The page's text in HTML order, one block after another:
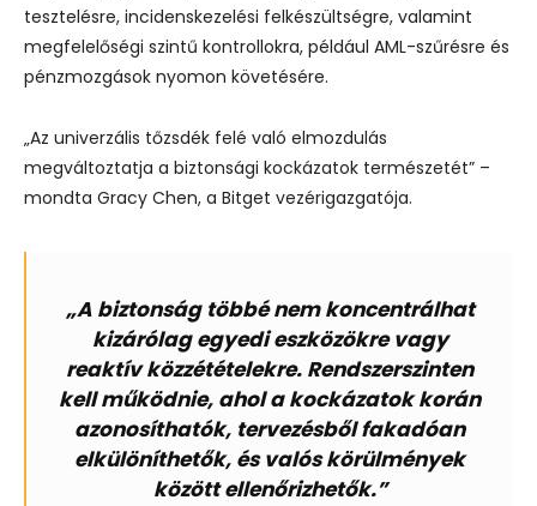
tesztelésre, incidenskezelési felkészültségre, valamint
megfelelőségi szintű kontrollokra, például AML-szűrésre és
pénzmozgások nyomon követésére.
„Az univerzális tőzsdék felé való elmozdulás
megváltoztatja a biztonsági kockázatok természetét” –
mondta Gracy Chen, a Bitget vezérigazgatója.
„A biztonság többé nem koncentrálhat
kizárólag egyedi eszközökre vagy
reaktív közzétételekre. Rendszerszinten
kell működnie, ahol a kockázatok korán
azonosíthatók, tervezésből fakadóan
elkülöníthetők, és valós körülmények
között ellenőrizhetők.”